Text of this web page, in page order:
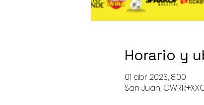
Horario y
01 abr 2023, 8:00
San Juan,